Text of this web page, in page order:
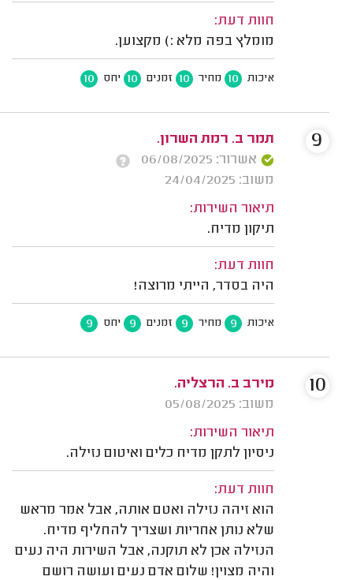
חוות דעת:
מומלץ בפה מלא :) מקצוען.
איכות 10 מחיר 10 זמנים 10 יחס 10
תמר ב. רמת השרון.
אשרור: 06/08/2025
משוב: 24/04/2025
תיאור השירות:
תיקון מדיח.
חוות דעת:
היה בסדר, הייתי מרוצה!
איכות 9 מחיר 9 זמנים 9 יחס 9
9
מירב ב. הרצליה.
משוב: 05/08/2025
תיאור השירות:
ניסיון לתקן מדיח כלים ואיטום נזילה.
חוות דעת:
הוא זיהה נזילה ואטם אותה, אבל אמר מראש
שלא נותן אחריות ושצריך להחליף מדיח.
הנזילה אכן לא תוקנה, אבל השירות היה נעים
והיה מצוין! שלום אדם נעים ועושה רושם
10